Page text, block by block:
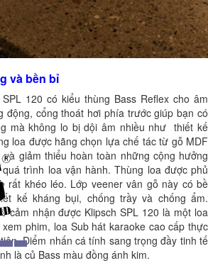
và bền bỉ
SPL 120 có kiểu thùng Bass Reflex cho âm
động, cổng thoát hơi phía trước giúp bạn có
mà không lo bị dội âm nhiều như thiết kế
loa được hãng chọn lựa chế tác từ gỗ MDF
giảm thiểu hoàn toàn những cộng hưởng
trình loa vận hành. Thùng loa được phủ
rất khéo léo. Lớp veener vân gỗ này có bề
kế kháng bụi, chống trầy và chống ẩm.
cảm nhận được Klipsch SPL 120 là một loa
phim, loa Sub hát karaoke cao cấp thực
Điểm nhấn cá tính sang trọng đầy tinh tế
là củ Bass màu đồng ánh kim.